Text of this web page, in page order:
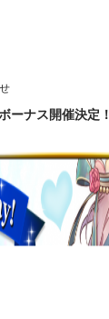
ーナス開催決定！